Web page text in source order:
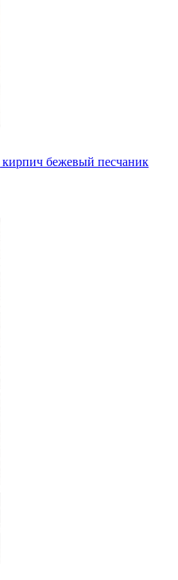
бежевый песчаник